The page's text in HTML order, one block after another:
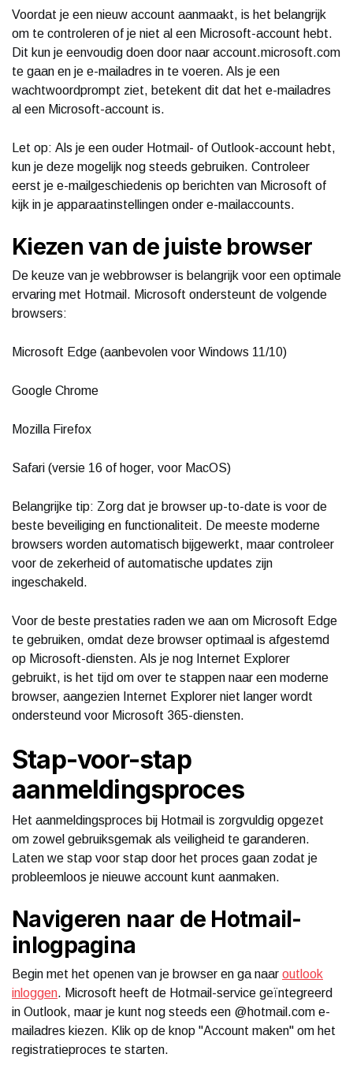
Voordat je een nieuw account aanmaakt, is het belangrijk
om te controleren of je niet al een Microsoft-account hebt.
Dit kun je eenvoudig doen door naar account.microsoft.com
te gaan en je e-mailadres in te voeren. Als je een
wachtwoordprompt ziet, betekent dit dat het e-mailadres
al een Microsoft-account is.
Let op: Als je een ouder Hotmail- of Outlook-account hebt,
kun je deze mogelijk nog steeds gebruiken. Controleer
eerst je e-mailgeschiedenis op berichten van Microsoft of
kijk in je apparaatinstellingen onder e-mailaccounts.
Kiezen van de juiste browser
De keuze van je webbrowser is belangrijk voor een optimale
ervaring met Hotmail. Microsoft ondersteunt de volgende
browsers:
Microsoft Edge (aanbevolen voor Windows 11/10)
Google Chrome
Mozilla Firefox
Safari (versie 16 of hoger, voor MacOS)
Belangrijke tip: Zorg dat je browser up-to-date is voor de
beste beveiliging en functionaliteit. De meeste moderne
browsers worden automatisch bijgewerkt, maar controleer
voor de zekerheid of automatische updates zijn
ingeschakeld.
Voor de beste prestaties raden we aan om Microsoft Edge
te gebruiken, omdat deze browser optimaal is afgestemd
op Microsoft-diensten. Als je nog Internet Explorer
gebruikt, is het tijd om over te stappen naar een moderne
browser, aangezien Internet Explorer niet langer wordt
ondersteund voor Microsoft 365-diensten.
Stap-voor-stap
aanmeldingsproces
Het aanmeldingsproces bij Hotmail is zorgvuldig opgezet
om zowel gebruiksgemak als veiligheid te garanderen.
Laten we stap voor stap door het proces gaan zodat je
probleemloos je nieuwe account kunt aanmaken.
Navigeren naar de Hotmail-
inlogpagina
Begin met het openen van je browser en ga naar outlook
inloggen. Microsoft heeft de Hotmail-service geïntegreerd
in Outlook, maar je kunt nog steeds een @hotmail.com e-
mailadres kiezen. Klik op de knop "Account maken" om het
registratieproces te starten.